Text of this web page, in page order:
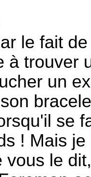
le fait
à trouver
un
se
! Mais
vous le